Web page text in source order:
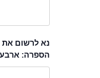
נא לרשום את
הספרה: ארבע